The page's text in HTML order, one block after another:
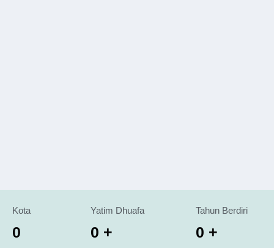
Kota
0
Yatim Dhuafa
0 +
Tahun Berdiri
0 +